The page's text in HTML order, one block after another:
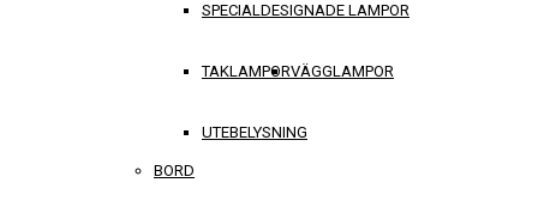
SPECIALDESIGNADE LAMPOR
TAKLAMPORVÄGGLAMPOR
UTEBELYSNING
BORD